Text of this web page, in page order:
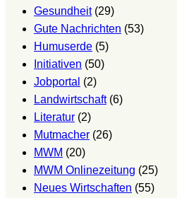
Gesundheit(29)
Gute Nachrichten (53)
Humuserde (5)
Initiativen (50)
Jobportal (2)
Landwirtschaft(6)
Literatur (2)
Mutmacher (26)
MWM (20)
MWM Onlinezeitung (25)
Neues Wirtschaften (55)